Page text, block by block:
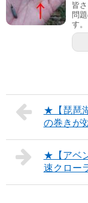
皆
問
す
★【琵琶
の巻きが
★【アベ
速クロー